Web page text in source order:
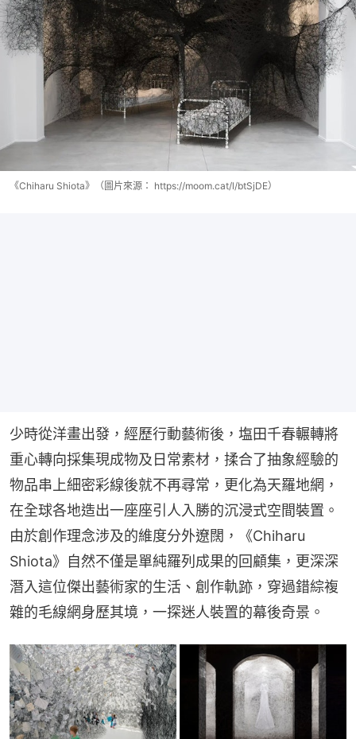
《Chiharu Shiota》（圖片來源： https://moom.cat/l/btSjDE）
少時從洋畫出發，經歷行動藝術後，塩田千春輾轉將
重心轉向採集現成物及日常素材，揉合了抽象經驗的
物品串上細密彩線後就不再尋常，更化為天羅地網，
在全球各地造出一座座引人入勝的沉浸式空間裝置。
由於創作理念涉及的維度分外遼闊，《Chiharu
Shiota》自然不僅是單純羅列成果的回顧集，更深深
潛入這位傑出藝術家的生活、創作軌跡，穿過錯綜複
雜的毛線網身歷其境，一探迷人裝置的幕後奇景。